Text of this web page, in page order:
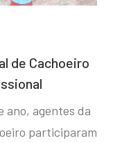
de Cachoeiro
ano, agentes da
participaram